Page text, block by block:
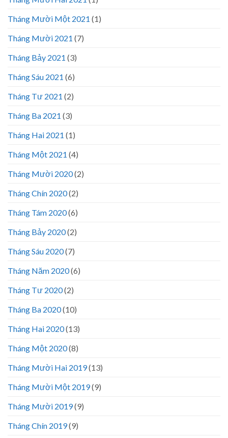
Tháng Mười Một 2021 (1)
Tháng Mười 2021 (7)
Tháng Bảy 2021 (3)
Tháng Sáu 2021 (6)
Tháng Tư 2021 (2)
Tháng Ba 2021 (3)
Tháng Hai 2021 (1)
Tháng Một 2021 (4)
Tháng Mười 2020(2)
Tháng Chín 2020(2)
Tháng Tám 2020(6)
Tháng Bảy 2020(2)
Tháng Sáu 2020(7)
Tháng Năm 2020(6)
Tháng Tư 2020(2)
Tháng Ba 2020(10)
Tháng Hai 2020(13)
Tháng Một 2020(8)
Tháng Mười Hai 2019(13)
Tháng Mười Một 2019(9)
Tháng Mười 2019(9)
Tháng Chín 2019(9)